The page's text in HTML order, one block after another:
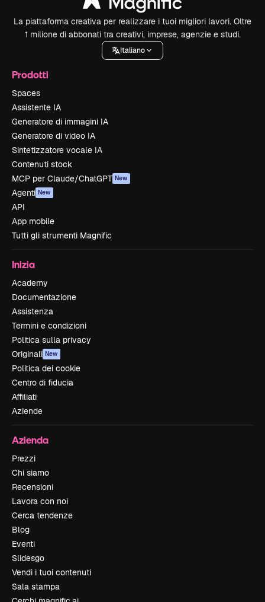
La piattaforma creativa per realizzare i tuoi migliori lavori. Oltre
1 milione di abbonati tra creativi, imprese, agenzie e studi.
Italiano
Prodotti
Spaces
Assistente IA
Generatore di immagini IA
Generatore di video IA
Sintetizzatore vocale IA
Contenuti stock
MCP per Claude/ChatGPT New
Agenti New
API
App mobile
Tutti gli strumenti Magnific
Inizia
Academy
Documentazione
Assistenza
Termini e condizioni
Politica sulla privacy
Originali New
Politica dei cookie
Centro di fiducia
Affiliati
Aziende
Azienda
Prezzi
Chi siamo
Recensioni
Lavora con noi
Cerca tendenze
Blog
Eventi
Slidesgo
Vendi i tuoi contenuti
Sala stampa